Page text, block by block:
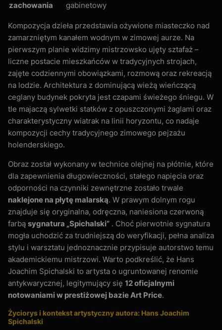
zachowania
gabinetowy
Kompozycja dzieła przedstawia ożywione miasteczko nad
zamarzniętym kanałem wodnym w zimowej aurze. Na
pierwszym planie widzimy mistrzowsko ujęty sztafaż –
liczne postacie mieszkańców w tradycyjnych strojach,
zajęte codziennymi obowiązkami, rozmową oraz rekreacją
na lodzie. Architektura z dominującą wieżą wieńczącą
ceglany budynek pokryta jest czapami świeżego śniegu. W
tle majaczą sylwetki statków z opuszczonymi żaglami oraz
charakterystyczny wiatrak na linii horyzontu, co nadaje
kompozycji cechy tradycyjnego zimowego pejzażu
holenderskiego.
Obraz został wykonany w technice olejnej na płótnie, które
dla zapewnienia długowieczności, stałego napięcia oraz
odporności na czynniki zewnętrzne zostało trwale
naklejone na płytę malarską. W prawym dolnym rogu
znajduje się oryginalna, odręczna, naniesiona czerwoną
farbą sygnatura „Spichalski” . Choć pierwotnie sygnatura
mogła uchodzić za trudniejszą do weryfikacji, pełna analiza
stylu i warsztatu jednoznacznie przypisuje autorstwo temu
akademickiemu mistrzowi. Warto podkreślić, że Hans
Joachim Spichalski to artysta o ugruntowanej renomie
antykwarycznej, legitymujący się 12 oficjalnymi
notowaniami w prestiżowej bazie Art Price.
Życiorys i kontekst artystyczny autora: Hans Joachim
Spichalski